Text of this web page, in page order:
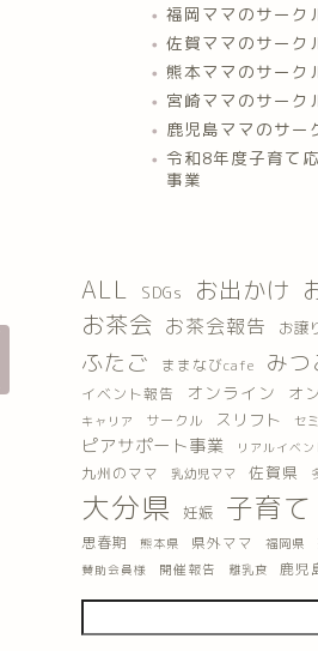
福岡ママのサーク
佐賀ママのサーク
熊本ママのサーク
宮崎ママのサーク
鹿児島ママのサー
令和8年度子育て
事業
ALL SDGs お出かけ
お茶会 お茶会報告 お譲
ふたご ままなびcafe みつ
イベント報告 オンライン オ
キャリア サークル スリフト セ
ピアサポート事業 リアルイベン
九州のママ 乳幼児ママ 佐賀県
大分県 妊娠 子育て
思春期 熊本県 県外ママ 福岡県
賛助会員様 開催報告 離乳食 鹿児